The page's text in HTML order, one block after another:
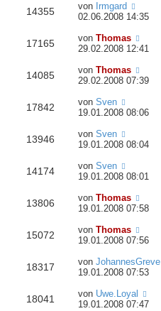
14355 von Irmgard
02.06.2008 14:35
17165 von Thomas
29.02.2008 12:41
14085 von Thomas
29.02.2008 07:39
17842 von Sven
19.01.2008 08:06
13946 von Sven
19.01.2008 08:04
14174 von Sven
19.01.2008 08:01
13806 von Thomas
19.01.2008 07:58
15072 von Thomas
19.01.2008 07:56
18317 von JohannesGreve
19.01.2008 07:53
18041 von Uwe.Loyal
19.01.2008 07:47